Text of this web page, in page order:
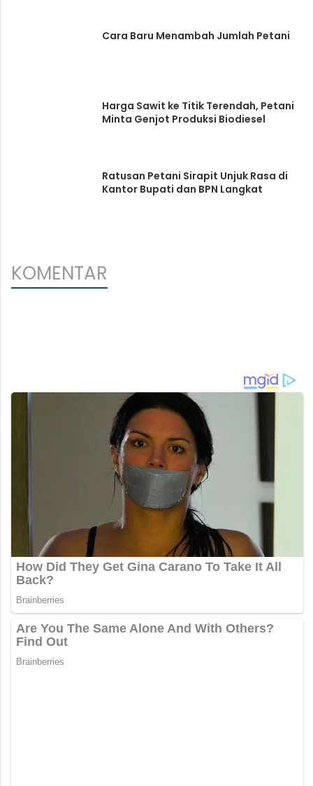
Cara Baru Menambah Jumlah Petani
Harga Sawit ke Titik Terendah, Petani
Minta Genjot Produksi Biodiesel
Ratusan Petani Sirapit Unjuk Rasa di
Kantor Bupati dan BPN Langkat
KOMENTAR